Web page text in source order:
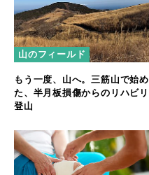
山のフィールド
もう一度、山へ。三筋山で始め
た、半月板損傷からのリハビリ
登山